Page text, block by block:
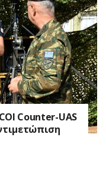
Counter-UAS